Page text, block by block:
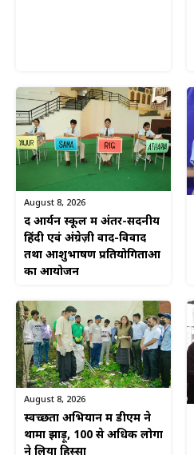
August 8, 2026
द आर्यन स्कूल में अंतर-सदनीय
हिंदी एवं अंग्रेज़ी वाद-विवाद
तथा आशुभाषण प्रतियोगिताओं
का आयोजन
August 8, 2026
स्वच्छता अभियान में डीएम ने
थामा झाड़ू, 100 से अधिक लोगों